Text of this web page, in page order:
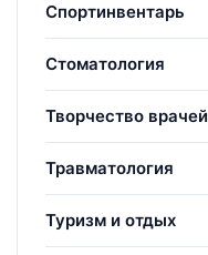
Спортинвентарь
Стоматология
Творчество врачей
Травматология
Туризм и отдых